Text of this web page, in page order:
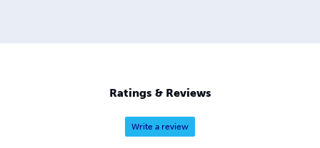
Ratings & Reviews
Write a review